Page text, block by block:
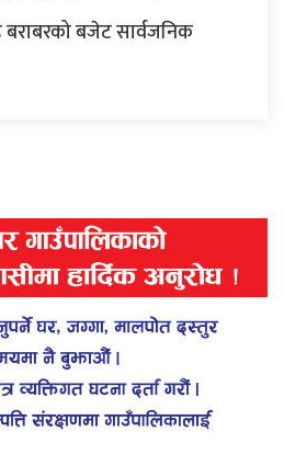
बजेट सार्वजनिक